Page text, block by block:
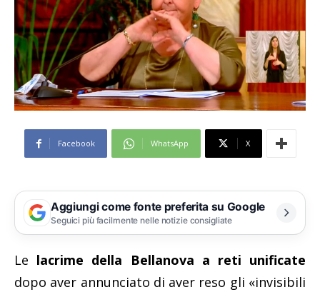
Facebook WhatsApp X
Aggiungi come fonte preferita su Google
Seguici più facilmente nelle notizie consigliate
Le lacrime della Bellanova a reti unificate
dopo aver annunciato di aver reso gli «invisibili